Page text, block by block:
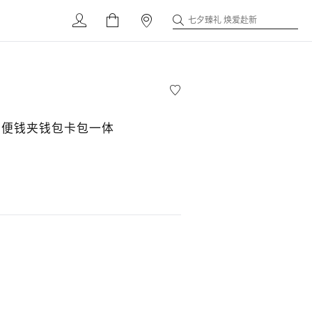
七夕臻礼 焕爱赴新
钱夹钱包卡包一体